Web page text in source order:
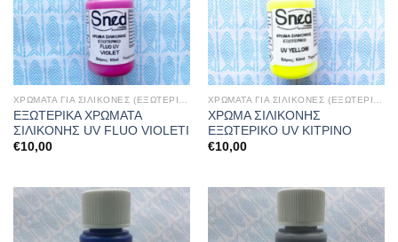
ΕΞΩΤΕΡΙΚΑ ΧΡΩΜΑΤΑ
ΣΙΛΙΚΟΝΗΣ UV FLUO VIOLETI
€10,00
ΧΡΩΜΑ ΣΙΛΙΚΟΝΗΣ
ΕΞΩΤΕΡΙΚΟ UV ΚΙΤΡΙΝΟ
€10,00